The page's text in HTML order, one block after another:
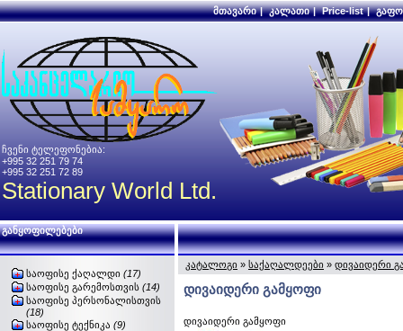
მთავარი | კალათი | Price-list |
ჩვენი ტელეფონებია:
+995 32 251 79 74
+995 32 251 72 89
Stationary World Ltd.
განყოფილებები
საოფისე ქაღალდი (17)
საოფისე გარემოსთვის (14)
საოფისე პერსონალისთვის
(18)
საოფისე ტექნიკა (9)
კატალოგი » საქაღალდეები » დივაიდერი
დივაიდერი გამყოფი
დივაიდერი გამყოფი